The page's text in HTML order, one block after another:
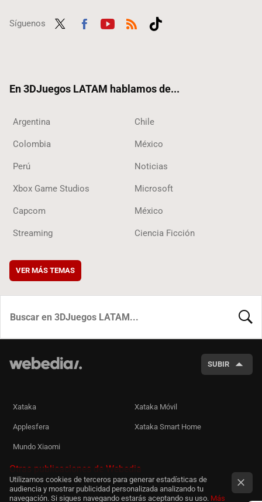
Síguenos
En 3DJuegos LATAM hablamos de...
Argentina Chile
Colombia México
Perú Noticias
Xbox Game Studios Microsoft
Capcom México
Streaming Ciencia Ficción
VER MÁS TEMAS
SUBIR
Xataka Xataka Móvil
Applesfera Xataka Smart Home
Mundo Xiaomi
Otras publicaciones de Webedia
Utilizamos cookies de terceros para generar estadísticas de
audiencia y mostrar publicidad personalizada analizando tu
navegación. Si sigues navegando estarás aceptando su uso. Más